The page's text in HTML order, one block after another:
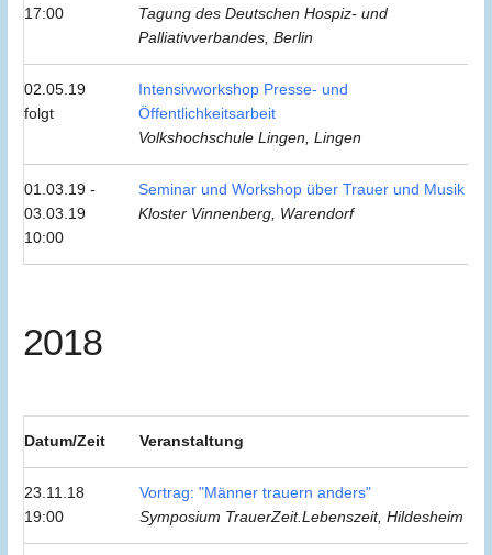
17:00
Tagung des Deutschen Hospiz- und
Palliativverbandes, Berlin
02.05.19
folgt
Intensivworkshop Presse- und
Öffentlichkeitsarbeit
Volkshochschule Lingen, Lingen
01.03.19 -
03.03.19
10:00
Seminar und Workshop über Trauer und Musik
Kloster Vinnenberg, Warendorf
2018
Datum/Zeit Veranstaltung
23.11.18
19:00
Vortrag: "Männer trauern anders"
Symposium TrauerZeit.Lebenszeit, Hildesheim